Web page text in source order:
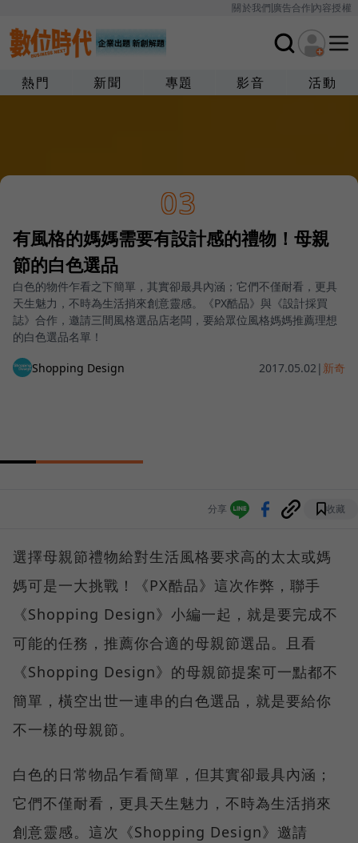
關於我們廣告合作內容授權
熱門 新聞 專題 影音 活動
03
有風格的媽媽需要有設計感的禮物！母親
節的白色選品
白色的物件乍看之下簡單，其實卻最具內涵；它們不僅耐看，更具
天生魅力，不時為生活捎來創意靈感。《PX酷品》與《設計採買
誌》合作，邀請三間風格選品店老闆，要給眾位風格媽媽推薦理想
的白色選品名單！
Shopping Design 2017.05.02 | 新奇
分享 收藏
選擇母親節禮物給對生活風格要求高的太太或媽
媽可是一大挑戰！《PX酷品》這次作弊，聯手
《Shopping Design》小編一起，就是要完成不
可能的任務，推薦你合適的母親節選品。且看
《Shopping Design》的母親節提案可一點都不
簡單，橫空出世一連串的白色選品，就是要給你
不一樣的母親節。
白色的日常物品乍看簡單，但其實卻最具內涵；
它們不僅耐看，更具天生魅力，不時為生活捎來
創意靈感。這次《Shopping Design》邀請